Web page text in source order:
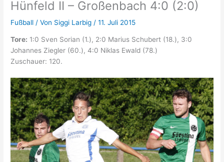
Hünfeld II – Großenbach 4:0 (2:0)
Fußball / Von Siggi Larbig /11. Juli 2015
Tore: 1:0 Sven Sorian (1.), 2:0 Marius Schubert (18.), 3:0
Johannes Ziegler (60.), 4:0 Niklas Ewald (78.)
Zuschauer: 120.